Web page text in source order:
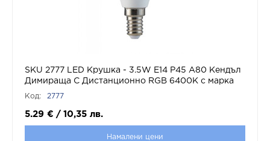
SKU 2777 LED Крушка - 3.5W Е14 P45 А80 Кендъл
Димираща С Дистанционно RGB 6400K с марка
V-TAC
Код: 2777
5.29 € / 10,35 лв.
Намалени цени